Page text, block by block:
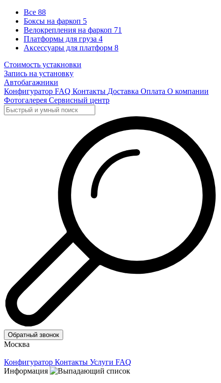
Все 88
Боксы на фаркоп 5
Велокрепления на фаркоп 71
Платформы для груза 4
Аксессуары для платформ 8
Стоимость устакновки
Запись на установку
Автобагажники
Конфигуратор FAQ Контакты Доставка Оплата О компании
Фотогалерея Сервисный центр
Обратный звонок
Москва
Конфигуратор Контакты Услуги FAQ
Информация